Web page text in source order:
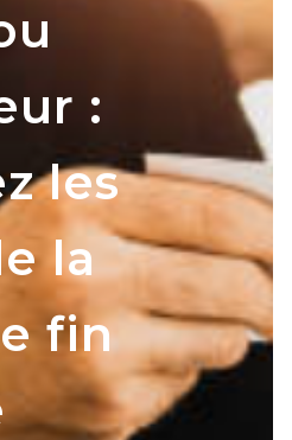
:
les
la
fin